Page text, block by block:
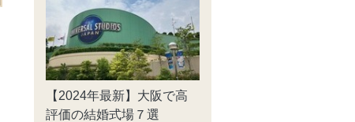
【2024年最新】大阪で高
評価の結婚式場７選